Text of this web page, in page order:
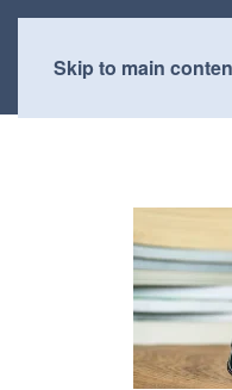
Skip to main